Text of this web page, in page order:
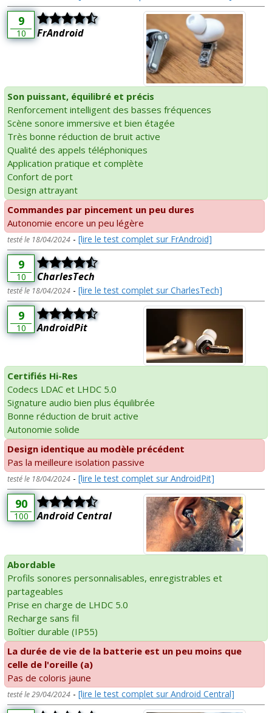
9
10 FrAndroid
Son puissant, équilibré et précis
Renforcement intelligent des basses fréquences
Scène sonore immersive et bien étagée
Très bonne réduction de bruit active
Qualité des appels téléphoniques
Application pratique et complète
Confort de port
Design attrayant
Commandes par pincement un peu dures
Autonomie encore un peu légère
testé le 18/04/2024 - [lire le test complet sur FrAndroid]
9
10 CharlesTech
testé le 18/04/2024 - [lire le test complet sur CharlesTech]
9
10 AndroidPit
Certifiés Hi-Res
Codecs LDAC et LHDC 5.0
Signature audio bien plus équilibrée
Bonne réduction de bruit active
Autonomie solide
Design identique au modèle précédent
Pas la meilleure isolation passive
testé le 18/04/2024 - [lire le test complet sur AndroidPit]
90
100 Android Central
Abordable
Profils sonores personnalisables, enregistrables et
partageables
Prise en charge de LHDC 5.0
Recharge sans fil
Boîtier durable (IP55)
La durée de vie de la batterie est un peu moins que
celle de l'oreille (a)
Pas de coloris jaune
testé le 29/04/2024 - [lire le test complet sur Android Central]